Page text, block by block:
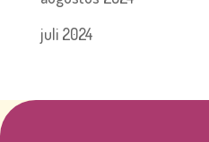
juli 2024